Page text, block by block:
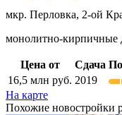
мкр. Перловка, 2-ой
монолитно-кирпичные
Цена от Сдача
16,5 млн руб. 2019
На карте
Похожие новостройки